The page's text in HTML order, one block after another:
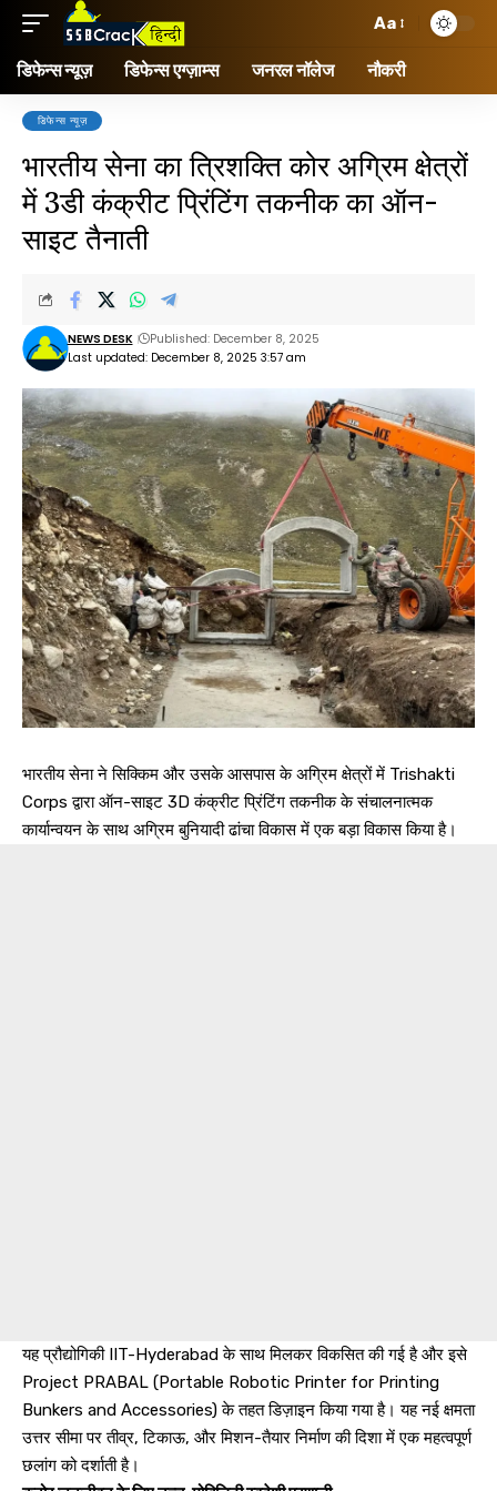
Aa
डिफेन्स न्यूज़ डिफेन्स एग्ज़ाम्स जनरल नॉलेज नौकरी
डिफेन्स न्यूज़
भारतीय सेना का त्रिशक्ति कोर अग्रिम क्षेत्रों
में 3डी कंक्रीट प्रिंटिंग तकनीक का ऑन-
साइट तैनाती
Last updated: December 8, 2025 3:57 am
NEWS DESK Published: December 8, 2025
भारतीय सेना ने सिक्किम और उसके आसपास के अग्रिम क्षेत्रों में Trishakti
Corps द्वारा ऑन-साइट 3D कंक्रीट प्रिंटिंग तकनीक के संचालनात्मक
कार्यान्वयन के साथ अग्रिम बुनियादी ढांचा विकास में एक बड़ा विकास किया है।
यह प्रौद्योगिकी IIT-Hyderabad के साथ मिलकर विकसित की गई है और इसे
Project PRABAL (Portable Robotic Printer for Printing
Bunkers and Accessories) के तहत डिज़ाइन किया गया है। यह नई क्षमता
उत्तर सीमा पर तीव्र, टिकाऊ, और मिशन-तैयार निर्माण की दिशा में एक महत्वपूर्ण
छलांग को दर्शाती है।